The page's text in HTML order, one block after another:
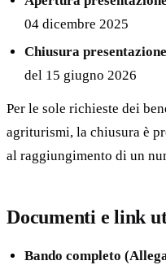
04 dicembre 2025
Chiusura
del 15 giugno 2026
Per le sole richieste dei
agriturismi, la chiusura è
al raggiungimento di un
Documenti e link
Bando completo